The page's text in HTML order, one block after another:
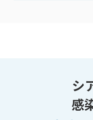
シ
感